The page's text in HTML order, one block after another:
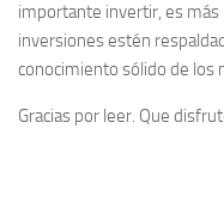
importante invertir, es
inversiones estén
conocimiento sólido de los
Gracias por leer. Que